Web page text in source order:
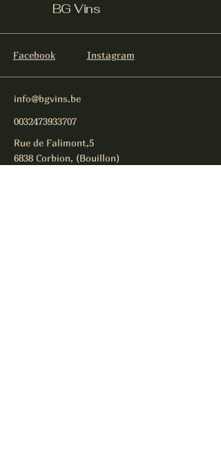
BG Vins
Facebook Instagram
info@bgvins.be
0032473933707
Rue de Falimont,5
6838 Corbion, (Bouillon)